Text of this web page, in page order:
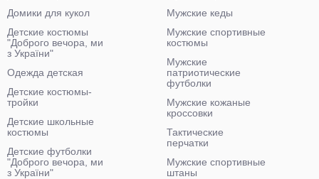
Домики для кукол
Детские костюмы
"Доброго вечора, ми
з України"
Одежда детская
Детские костюмы-
тройки
Детские школьные
костюмы
Детские футболки
"Доброго вечора, ми
з України"
Мужские кеды
Мужские спортивные
костюмы
Мужские
патриотические
футболки
Мужские кожаные
кроссовки
Тактические
перчатки
Мужские спортивные
штаны